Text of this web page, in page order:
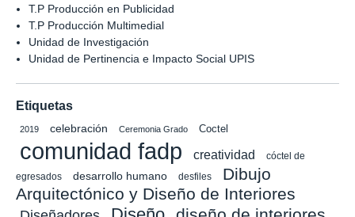
T.P Producción en Publicidad
T.P Producción Multimedial
Unidad de Investigación
Unidad de Pertinencia e Impacto Social UPIS
Etiquetas
2019 celebración Ceremonia Grado Coctel
comunidad fadp creatividad
cóctel de
egresados
desarrollo humano desfiles
Dibujo
Arquitectónico y Diseño de Interiores